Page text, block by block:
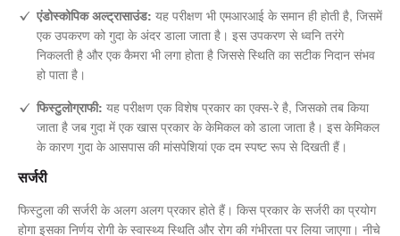
एंडोस्कोपिक अल्ट्रासाउंड: यह परीक्षण भी एमआरआई के समान ही होती है, जिसमें
एक उपकरण को गुदा के अंदर डाला जाता है। इस उपकरण से ध्वनि तरंगे
निकलती है और एक कैमरा भी लगा होता है जिससे स्थिति का सटीक निदान संभव
हो पाता है।
फिस्टुलोग्राफी: यह परीक्षण एक विशेष प्रकार का एक्स-रे है, जिसको तब किया
जाता है जब गुदा में एक खास प्रकार के केमिकल को डाला जाता है। इस केमिकल
के कारण गुदा के आसपास की मांसपेशियां एक दम स्पष्ट रूप से दिखती हैं।
सर्जरी
फिस्टुला की सर्जरी के अलग अलग प्रकार होते हैं। किस प्रकार के सर्जरी का प्रयोग
होगा इसका निर्णय रोगी के स्वास्थ्य स्थिति और रोग की गंभीरता पर लिया जाएगा। नीचे